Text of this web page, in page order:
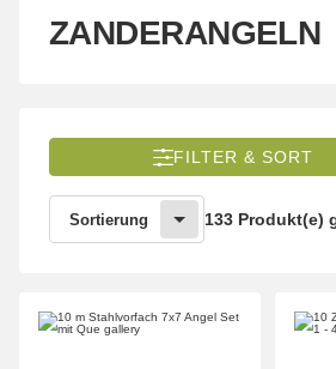
ZANDERANGELN
FILTER & SORT
Sortierung 133 Produkt(e)